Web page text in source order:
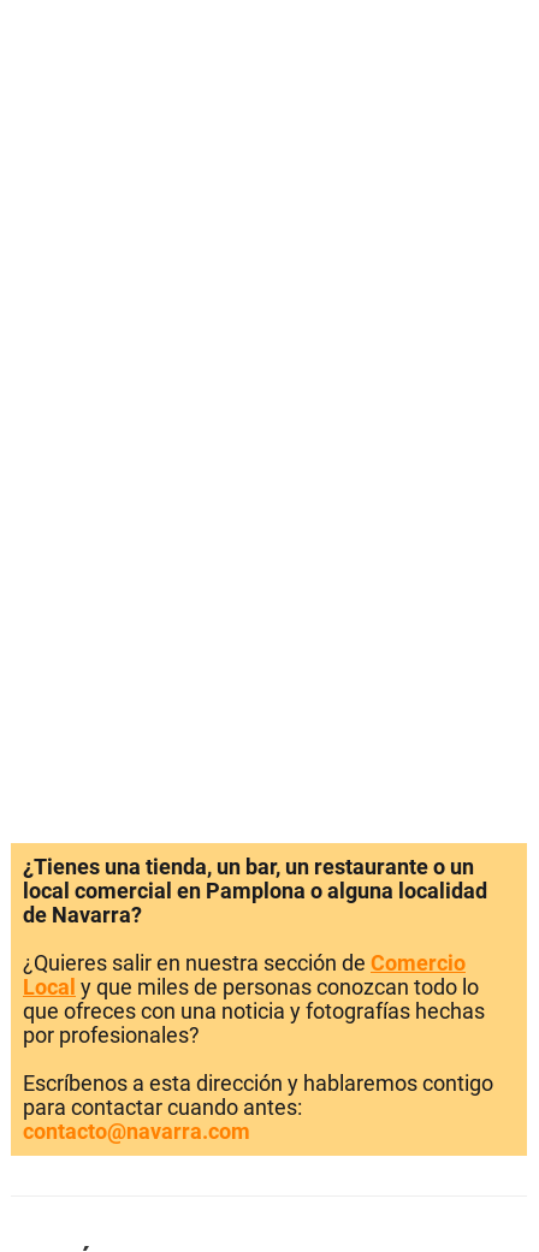
¿Tienes una tienda, un bar, un restaurante o un
local comercial en Pamplona o alguna localidad
de Navarra?
¿Quieres salir en nuestra sección de Comercio
Local y que miles de personas conozcan todo lo
que ofreces con una noticia y fotografías hechas
por profesionales?
Escríbenos a esta dirección y hablaremos contigo
para contactar cuando antes:
contacto@navarra.com